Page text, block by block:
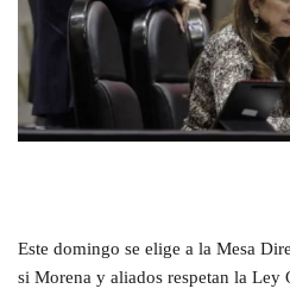
Este domingo se elige a la Mesa
si Morena y aliados respetan la Ley